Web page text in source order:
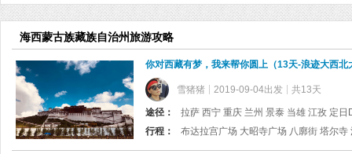
海西蒙古族藏族自治州旅游攻略
你对西藏有梦，我来帮你圆上（13天-浪迹大西北
雪猪猪 2019-09-04出发 共13天
途径：
拉萨 西宁 重庆 兰州 景泰 当雄 江孜 定
行程：